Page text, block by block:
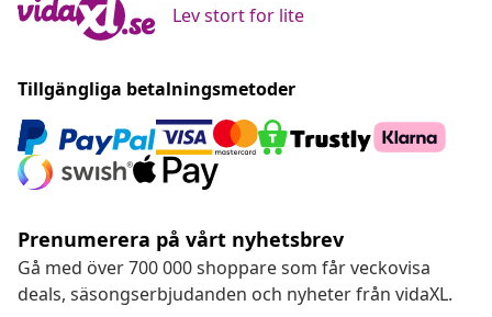
Lev stort for lite
Tillgängliga betalningsmetoder
Prenumerera på vårt nyhetsbrev
Gå med över 700 000 shoppare som får veckovisa
deals, säsongserbjudanden och nyheter från vidaXL.